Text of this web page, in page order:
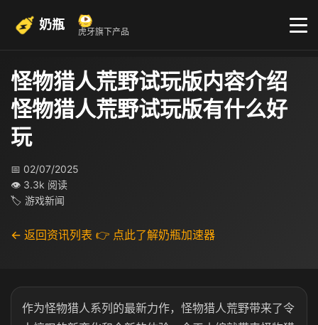
奶瓶 虎牙旗下产品
怪物猎人荒野试玩版内容介绍
怪物猎人荒野试玩版有什么好
玩
📅 02/07/2025
👁 3.3k 阅读
🏷 游戏新闻
← 返回资讯列表 👉 点此了解奶瓶加速器
作为怪物猎人系列的最新力作，怪物猎人荒野带来了令